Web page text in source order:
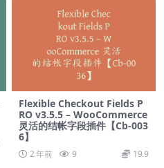
Flexible Checkout Fields P
RO v3.5.5 – WooCommerce
灵活的结帐字段插件【Cb-003
6】
2 年前 9 19.9